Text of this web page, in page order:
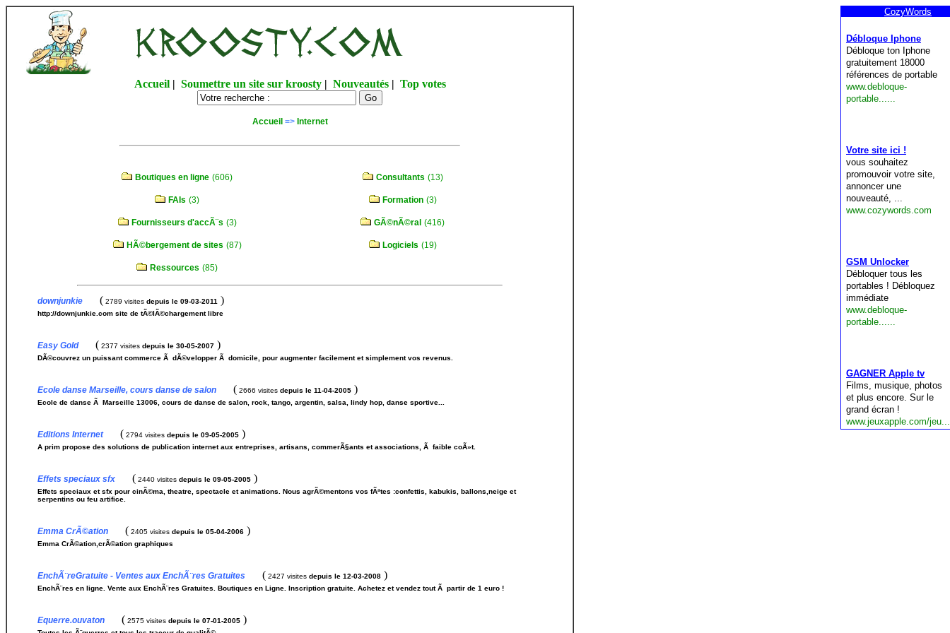
Accueil| Soumettre un site sur kroosty| Nouveautés| Top votes
Accueil => Internet
Boutiques en ligne (606) Consultants (13)
FAIs (3) Formation (3)
Fournisseurs d'accÃ¨s (3) GÃ©nÃ©ral (416)
HÃ©bergement de sites (87) Logiciels (19)
Ressources (85)
downjunkie ( 2789 visites depuis le 09-03-2011 )
http://downjunkie.com site de tÃ©lÃ©chargement libre
Easy Gold( 2377 visites depuis le 30-05-2007 )
DÃ©couvrez un puissant commerce Ã dÃ©velopper Ã domicile, pour augmenter facilement et simplement vos revenus.
Ecole danse Marseille, cours danse de salon ( 2666 visites depuis le 11-04-2005 )
Ecole de danse Ã Marseille 13006, cours de danse de salon, rock, tango, argentin, salsa, lindy hop, danse sportive...
Editions Internet( 2794 visites depuis le 09-05-2005 )
A prim propose des solutions de publication internet aux entreprises, artisans, commerÃ§ants et associations, Ã faible coÃ»t.
Effets speciaux sfx ( 2440 visites depuis le 09-05-2005 )
Effets speciaux et sfx pour cinÃ©ma, theatre, spectacle et animations. Nous agrÃ©mentons vos fÃªtes :confettis, kabukis, ballons,neige et
serpentins ou feu artifice.
Emma CrÃ©ation ( 2405 visites depuis le 05-04-2006 )
Emma CrÃ©ation,crÃ©ation graphiques
EnchÃ¨reGratuite - Ventes aux EnchÃ¨res Gratuites ( 2427 visites depuis le 12-03-2008 )
EnchÃ¨res en ligne. Vente aux EnchÃ¨res Gratuites. Boutiques en Ligne. Inscription gratuite. Achetez et vendez tout Ã partir de 1 euro !
Equerre.ouvaton ( 2575 visites depuis le 07-01-2005 )